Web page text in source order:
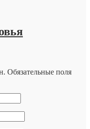
Обязательные поля